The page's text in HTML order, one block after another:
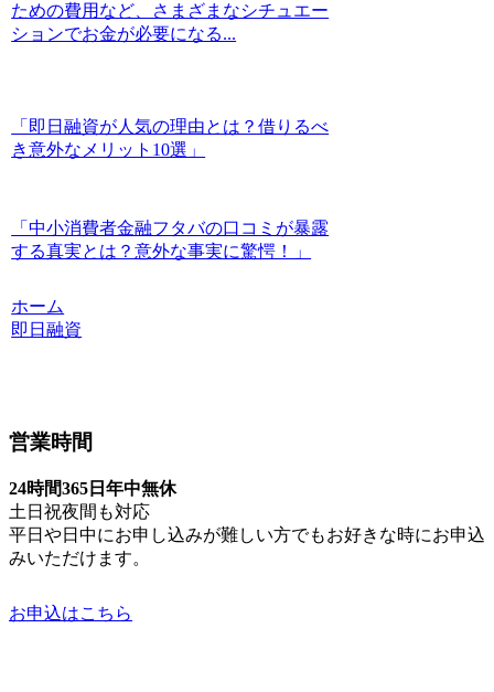
ための費用など、さまざまなシチュエー
ションでお金が必要になる...
「即日融資が人気の理由とは？借りるべ
き意外なメリット10選」
「中小消費者金融フタバの口コミが暴露
する真実とは？意外な事実に驚愕！」
ホーム
即日融資
営業時間
24時間365日年中無休
土日祝夜間も対応
平日や日中にお申し込みが難しい方でもお好きな時にお申込
みいただけます。
お申込はこちら